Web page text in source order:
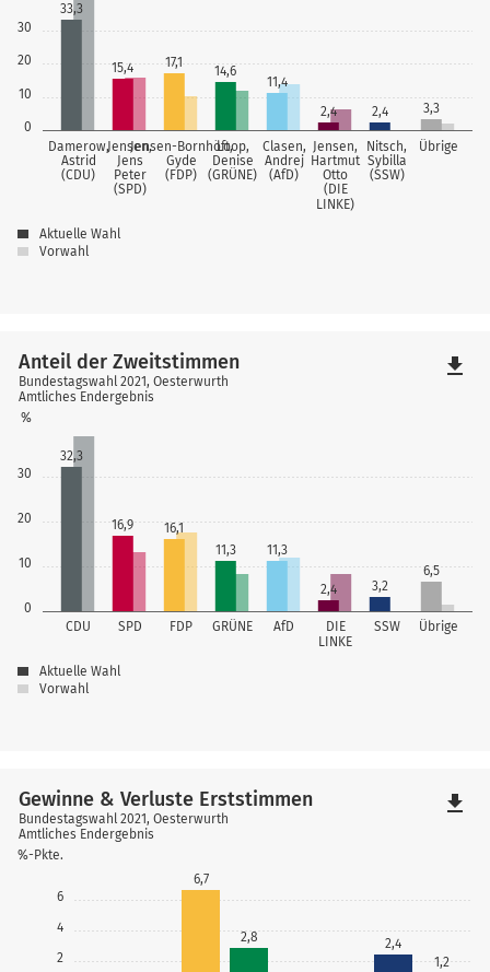
0
10
20
30
Damerow,
Astrid
(CDU)
Jensen,
Jens
Peter
(SPD)
Jensen-Bornhöft,
Gyde
(FDP)
Loop,
Denise
(GRÜNE)
Clasen,
Andrej
(AfD)
Jensen,
Hartmut
Otto
(DIE
LINKE)
Nitsch,
Sybilla
(SSW)
Übrige
33,3
15,4 17,1
14,6
11,4
2,4
2,4 3,3
Aktuelle Wahl
Vorwahl
0
10
20
30
%
CDU SPD FDP GRÜNE AfD
DIE
LINKE
SSW Übrige
32,3
16,9
16,1
11,3
11,3
2,4 3,2
6,5
Anteil der Zweitstimmen
Bundestagswahl 2021, Oesterwurth
Amtliches Endergebnis
Aktuelle Wahl
Vorwahl
file_download
2
4
6
%-Pkte.
6,7
2,8
2,4
1,2
Gewinne & Verluste Erststimmen
Bundestagswahl 2021, Oesterwurth
Amtliches Endergebnis
file_download